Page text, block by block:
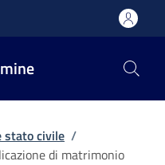
stato civile /
di matrimonio